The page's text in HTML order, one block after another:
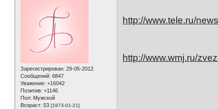
Зарегистрирован: 29-05-2012
Сообщений: 6847
Уважение: +16042
Позитив: +1146
Пол: Мужской
Возраст: 53 [1973-01-21]
http://www.tele.ru/
http://www.wmj.ru/